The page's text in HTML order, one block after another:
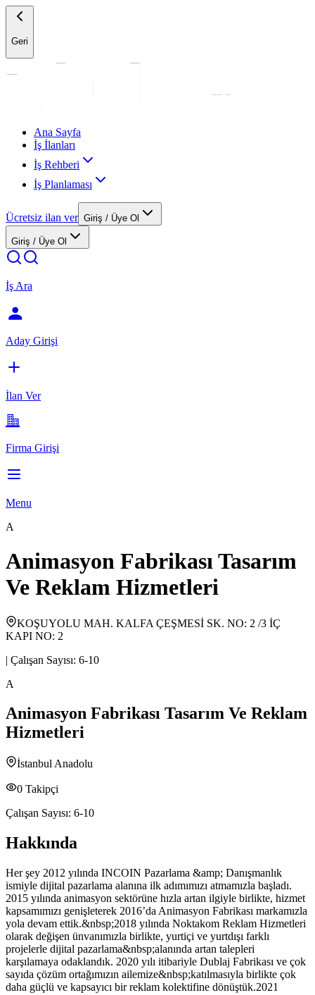
Geri
Ana Sayfa
İş İlanları
İş Rehberi
İş Planlaması
Ücretsiz ilan ver Giriş / Üye Ol
Giriş / Üye Ol
İş Ara
Aday Girişi
İlan Ver
Firma Girişi
Menu
A
Animasyon Fabrikası Tasarım
Ve Reklam Hizmetleri
KOŞUYOLU MAH. KALFA ÇEŞMESİ SK. NO: 2 /3 İÇ
KAPI NO: 2
| Çalışan Sayısı: 6-10
A
Animasyon Fabrikası Tasarım Ve Reklam
Hizmetleri
İstanbul Anadolu
0 Takipçi
Çalışan Sayısı: 6-10
Hakkında
Her şey 2012 yılında INCOIN Pazarlama &amp; Danışmanlık
ismiyle dijital pazarlama alanına ilk adımımızı atmamızla başladı.
2015 yılında animasyon sektörüne hızla artan ilgiyle birlikte, hizmet
kapsamımızı genişleterek 2016’da Animasyon Fabrikası markamızla
yola devam ettik.&nbsp;2018 yılında Noktakom Reklam Hizmetleri
olarak değişen ünvanımızla birlikte, yurtiçi ve yurtdışı farklı
projelerle dijital pazarlama&nbsp;alanında artan talepleri
karşılamaya odaklandık. 2020 yılı itibariyle Dublaj Fabrikası ve çok
sayıda çözüm ortağımızın ailemize&nbsp;katılmasıyla birlikte çok
daha güçlü ve kapsayıcı bir reklam kolektifine dönüştük.2021